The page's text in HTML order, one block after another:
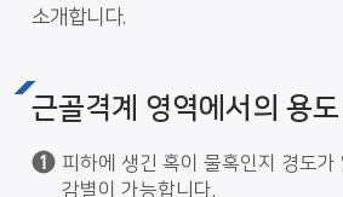
소개합니다.
근골격계 영역에서의 용도
피하에 생긴 혹이 물혹인지 경도가
감별이 가능합니다.